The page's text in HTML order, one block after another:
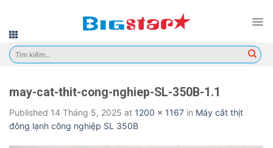
content
Tìm
kiếm:
may-cat-thit-cong-nghiep-SL-350B-1.1
Published 14 Tháng 5, 2025 at 1200 × 1167 in Máy cắt thịt
đông lạnh công nghiệp SL 350B